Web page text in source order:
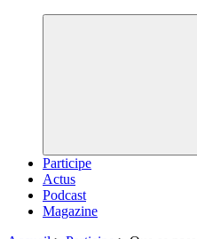
Participe
Actus
Podcast
Magazine